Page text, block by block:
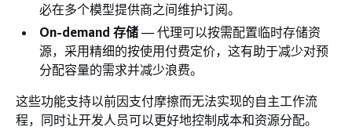
必在多个模型提供商之间维护订阅。
On-demand 存储 — 代理可以按需配置临时存储资
源，采用精细的按使用付费定价，这有助于减少对预
分配容量的需求并减少浪费。
这些功能支持以前因支付摩擦而无法实现的自主工作流
程，同时让开发人员可以更好地控制成本和资源分配。